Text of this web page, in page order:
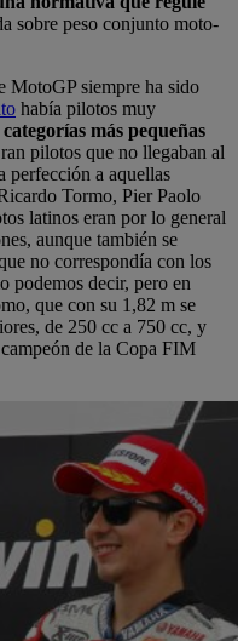
sobre peso conjunto moto-
MotoGP siempre ha sido
había pilotos muy
más pequeñas
pilotos que no llegaban al
perfección a aquellas
Tormo, Pier Paolo
latinos eran por lo general
aunque también se
no correspondía con los
podemos decir, pero en
que con su 1,82 m se
de 250 cc a 750 cc, y
de la Copa FIM